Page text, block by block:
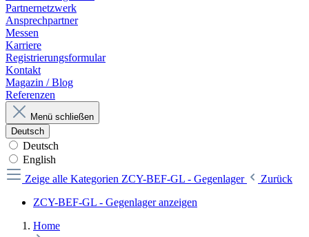
Partnernetzwerk
Ansprechpartner
Messen
Karriere
Registrierungsformular
Kontakt
Magazin / Blog
Referenzen
Menü schließen
Deutsch
Deutsch
English
Zeige alle Kategorien ZCY-BEF-GL - Gegenlager
Zurück
ZCY-BEF-GL - Gegenlager anzeigen
Home